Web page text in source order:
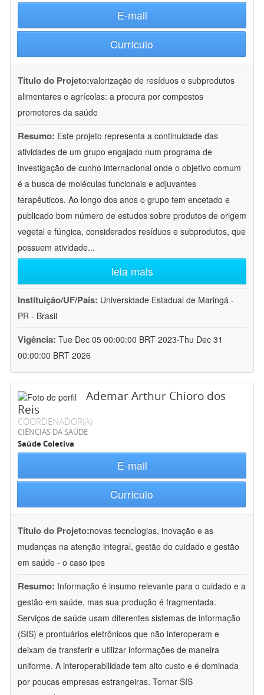
E-mail
Currículo
Título do Projeto:valorização de resíduos e subprodutos
alimentares e agrícolas: a procura por compostos
promotores da saúde
Resumo: Este projeto representa a continuidade das
atividades de um grupo engajado num programa de
investigação de cunho internacional onde o objetivo comum
é a busca de moléculas funcionais e adjuvantes
terapêuticos. Ao longo dos anos o grupo tem encetado e
publicado bom número de estudos sobre produtos de origem
vegetal e fúngica, considerados resíduos e subprodutos, que
possuem atividade...
leia mais
Instituição/UF/País: Universidade Estadual de Maringá -
PR - Brasil
Vigência: Tue Dec 05 00:00:00 BRT 2023-Thu Dec 31
00:00:00 BRT 2026
Ademar Arthur Chioro dos
Reis
COORDENADOR(A)
CIÊNCIAS DA SAÚDE
Saúde Coletiva
E-mail
Currículo
Título do Projeto:novas tecnologias, inovação e as
mudanças na atenção integral, gestão do cuidado e gestão
em saúde - o caso ipes
Resumo: Informação é insumo relevante para o cuidado e a
gestão em saúde, mas sua produção é fragmentada.
Serviços de saúde usam diferentes sistemas de informação
(SIS) e prontuários eletrônicos que não interoperam e
deixam de transferir e utilizar informações de maneira
uniforme. A interoperabilidade tem alto custo e é dominada
por poucas empresas estrangeiras. Tornar SIS